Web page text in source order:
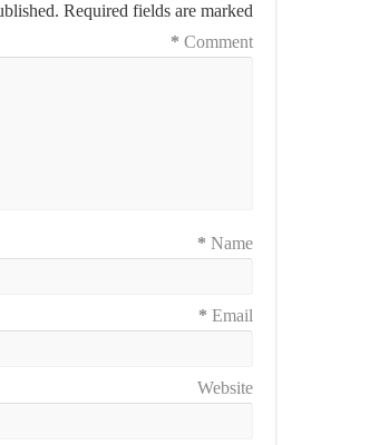
Required fields are marked
Comment
*
Name
*
Email
*
Website